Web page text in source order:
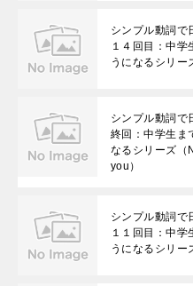
シンプル動詞で
１４回目：中学
うになるシリー
シンプル動詞で
終回：中学生ま
なるシリーズ
you）
シンプル動詞で
１１回目：中学
うになるシリー